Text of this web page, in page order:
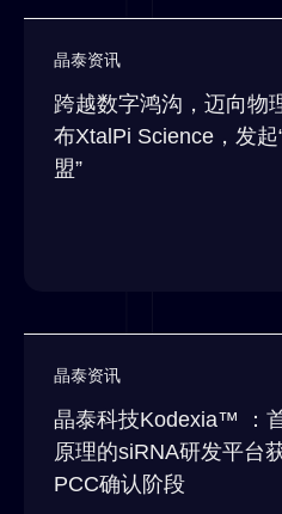
晶泰资讯
跨越数字鸿沟，迈向物
布XtalPi Science，发
盟”
晶泰资讯
晶泰科技Kodexia™ ：
原理的siRNA研发平台
PCC确认阶段